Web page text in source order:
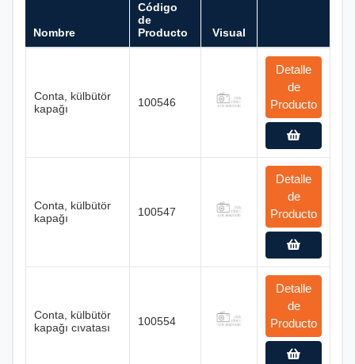
Nombre
Código
de
Producto
Visual
Conta, külbütör
kapağı
100546
Detalle
de
Producto
Conta, külbütör
kapağı
100547
Detalle
de
Producto
Conta, külbütör
kapağı cıvatası
100554
Detalle
de
Producto